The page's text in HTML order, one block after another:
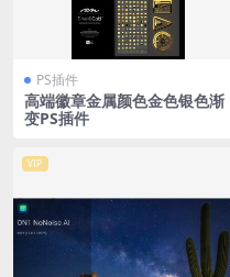
PS插件
高端徽章金属颜色金色银色渐
变PS插件
VIP